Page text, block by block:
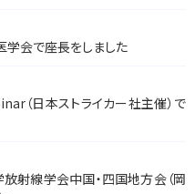
会で座長をしました
（日本ストライカー社主催）で
線学会中国・四国地方会（岡